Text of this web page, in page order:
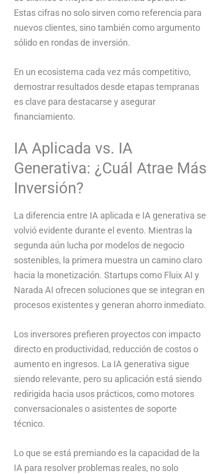
Estas cifras no solo sirven como referencia para
nuevos clientes, sino también como argumento
sólido en rondas de inversión.
En un ecosistema cada vez más competitivo,
demostrar resultados desde etapas tempranas
es clave para destacarse y asegurar
financiamiento.
IA Aplicada vs. IA
Generativa: ¿Cuál Atrae Más
Inversión?
La diferencia entre IA aplicada e IA generativa se
volvió evidente durante el evento. Mientras la
segunda aún lucha por modelos de negocio
sostenibles, la primera muestra un camino claro
hacia la monetización. Startups como Fluix AI y
Narada AI ofrecen soluciones que se integran en
procesos existentes y generan ahorro inmediato.
Los inversores prefieren proyectos con impacto
directo en productividad, reducción de costos o
aumento en ingresos. La IA generativa sigue
siendo relevante, pero su aplicación está siendo
redirigida hacia usos prácticos, como motores
conversacionales o asistentes de soporte
técnico.
Lo que se está premiando es la capacidad de la
IA para resolver problemas reales, no solo